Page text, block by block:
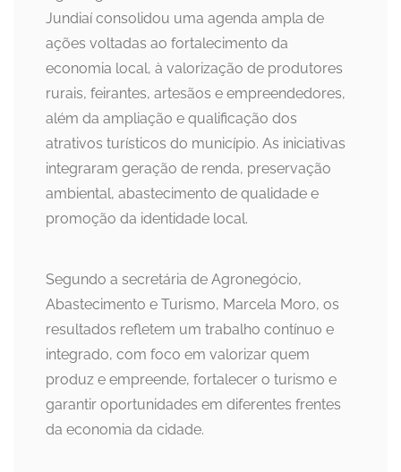
Jundiaí consolidou uma agenda ampla de
ações voltadas ao fortalecimento da
economia local, à valorização de produtores
rurais, feirantes, artesãos e empreendedores,
além da ampliação e qualificação dos
atrativos turísticos do município. As iniciativas
integraram geração de renda, preservação
ambiental, abastecimento de qualidade e
promoção da identidade local.
Segundo a secretária de Agronegócio,
Abastecimento e Turismo, Marcela Moro, os
resultados refletem um trabalho contínuo e
integrado, com foco em valorizar quem
produz e empreende, fortalecer o turismo e
garantir oportunidades em diferentes frentes
da economia da cidade.